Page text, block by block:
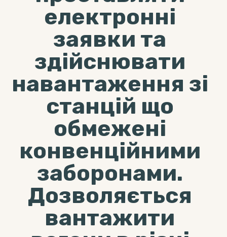
електронні
заявки та
здійснювати
навантаження зі
станцій що
обмежені
конвенційними
заборонами.
Дозволяється
вантажити